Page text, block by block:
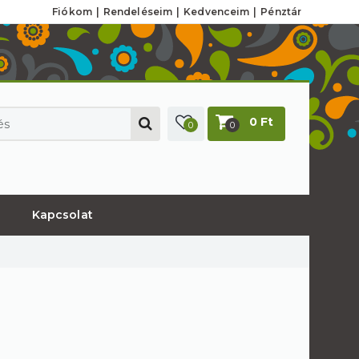
Fiókom Rendeléseim Kedvenceim Pénztár
0 0 0 Ft
Kapcsolat